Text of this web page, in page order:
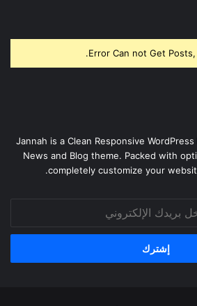
Error Can not Get
Jannah is a Clean Responsive
News and Blog theme. Packed with
completely customize your